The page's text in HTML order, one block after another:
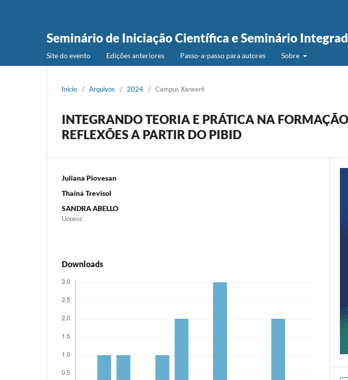
Seminário de Iniciação Científica e Seminário
Site do evento Edições anteriores Passo-a-passo para autores Sobre
Início / Arquivos / 2024 / Campus Xanxerê
INTEGRANDO TEORIA E PRÁTICA NA FORMAÇÃO
REFLEXÕES A PARTIR DO PIBID
Juliana Piovesan
Thainá Trevisol
SANDRA ABELLO
Unoesc
Downloads